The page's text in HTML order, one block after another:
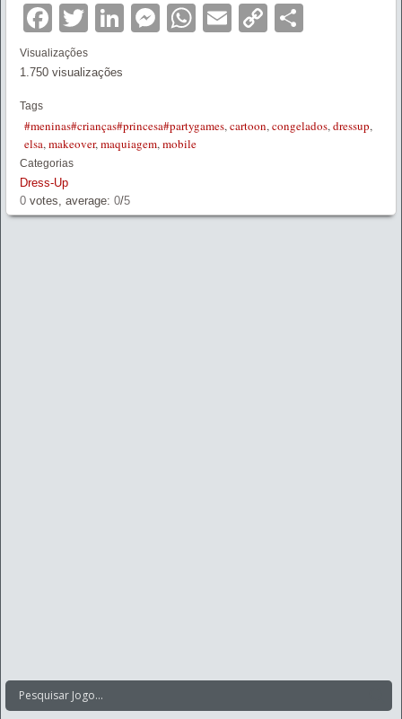
Facebook
TwitterLinkedIn
Messenger
WhatsApp
EmailCopy
Visualizações
1.750 visualizações
Tags
#meninas#crianças#princesa#partygames,cartoon,congelados,dressup,
elsa,makeover,maquiagem,mobile
Categorias
Dress-Up
0 votes, average: 0/5